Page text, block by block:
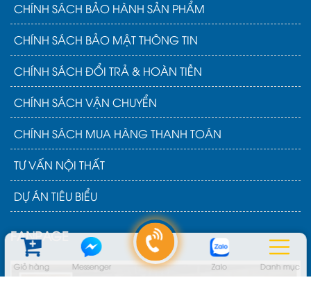
Giỏ hàng Messenger Zalo Danh mục
CHÍNH SÁCH BẢO HÀNH SẢN PHẨM
CHÍNH SÁCH BẢO MẬT THÔNG TIN
CHÍNH SÁCH ĐỔI TRẢ & HOÀN TIỀN
CHÍNH SÁCH VẬN CHUYỂN
CHÍNH SÁCH MUA HÀNG THANH TOÁN
TƯ VẤN NỘI THẤT
DỰ ÁN TIÊU BIỂU
FANPAGE